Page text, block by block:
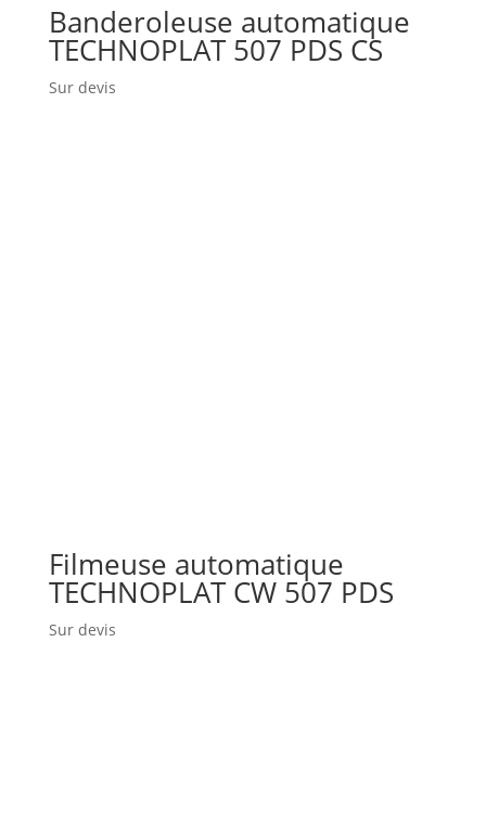
Banderoleuse automatique
TECHNOPLAT 507 PDS CS
Sur devis
Filmeuse automatique
TECHNOPLAT CW 507 PDS
Sur devis